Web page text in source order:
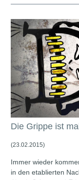
Die Grippe ist
(23.02.2015)
Immer wieder
in den etablierten